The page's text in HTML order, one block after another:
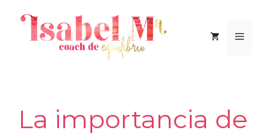
contenido
Menú
La importancia de